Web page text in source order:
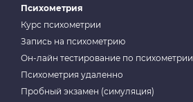
Психометрия
Курс психометрии
Запись на психометрию
Он-лайн тестирование по психометрии
Психометрия удаленно
Пробный экзамен (симуляция)